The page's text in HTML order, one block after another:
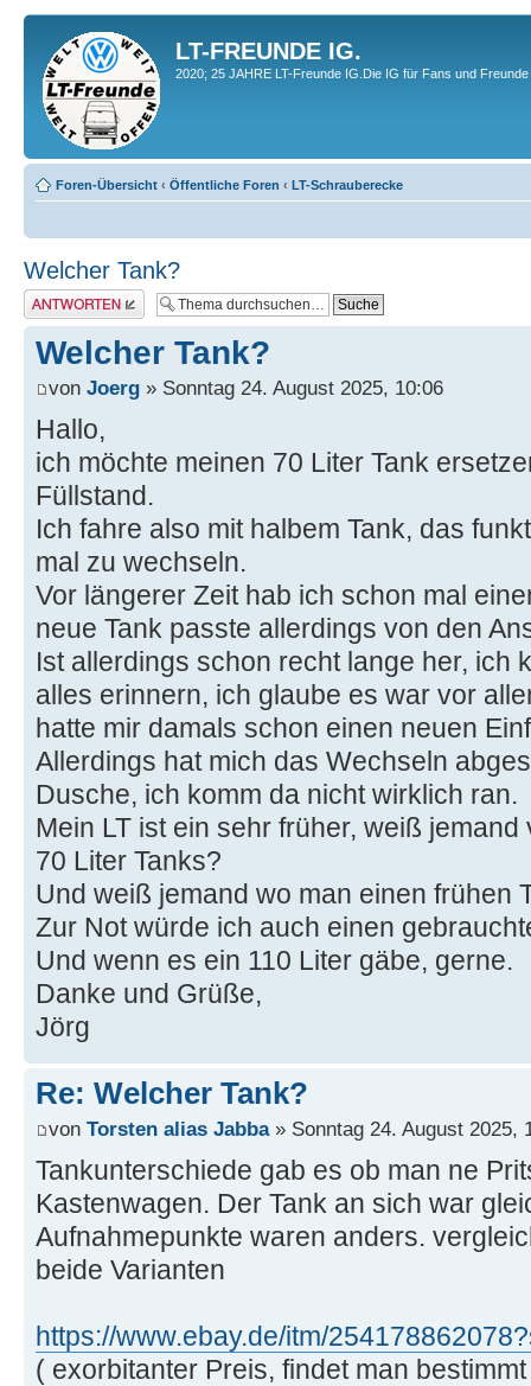
LT-FREUNDE IG.
2020; 25 JAHRE LT-Freunde IG.Die IG für Fans und
Foren-Übersicht ‹ Öffentliche Foren ‹ LT-Schrauberecke
Welcher Tank?
Antwort erstellen
Welcher Tank?
von Joerg » Sonntag 24. August 2025, 10:06
Hallo,
ich möchte meinen 70 Liter Tank
Füllstand.
Ich fahre also mit halbem Tank, das
mal zu wechseln.
Vor längerer Zeit hab ich schon mal
neue Tank passte allerdings von den
Ist allerdings schon recht lange her, ich
alles erinnern, ich glaube es war vor
hatte mir damals schon einen neuen
Allerdings hat mich das Wechseln
Dusche, ich komm da nicht wirklich ran.
Mein LT ist ein sehr früher, weiß
70 Liter Tanks?
Und weiß jemand wo man einen frühen
Zur Not würde ich auch einen
Und wenn es ein 110 Liter gäbe, gerne.
Danke und Grüße,
Jörg
Re: Welcher Tank?
von Torsten alias Jabba» Sonntag 24. August 2025,
Tankunterschiede gab es ob man ne
Kastenwagen. Der Tank an sich war
Aufnahmepunkte waren anders.
beide Varianten
https://www.ebay.de/itm/
( exorbitanter Preis, findet man